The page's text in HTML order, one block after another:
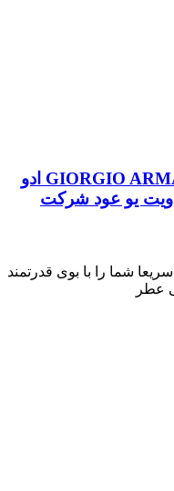
GIORGIO ARMANI – Stronger With You Oud ادو
ویت یو عود شرکت
شما را با بوی قدرتمند
عطر